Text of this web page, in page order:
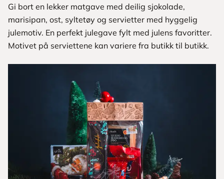
Gi bort en lekker matgave med deilig sjokolade,
marisipan, ost, syltetøy og servietter med hyggelig
julemotiv. En perfekt julegave fylt med julens favoritter.
Motivet på serviettene kan variere fra butikk til butikk.